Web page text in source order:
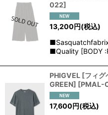
022]
13,200円(税込)
■Quality [BODY
PHIGVEL [フィ
GREEN] [PMAL-
17,600円(税込)